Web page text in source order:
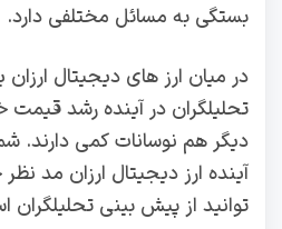
بستگی به مسائل مختلفی دارد.
در میان ارز های دیجیتال
تحلیلگران در آینده رشد
دیگر هم نوسانات کمی دارند.
آینده ارز دیجیتال ارزان مد
توانید از پیش بینی تحلیلگران